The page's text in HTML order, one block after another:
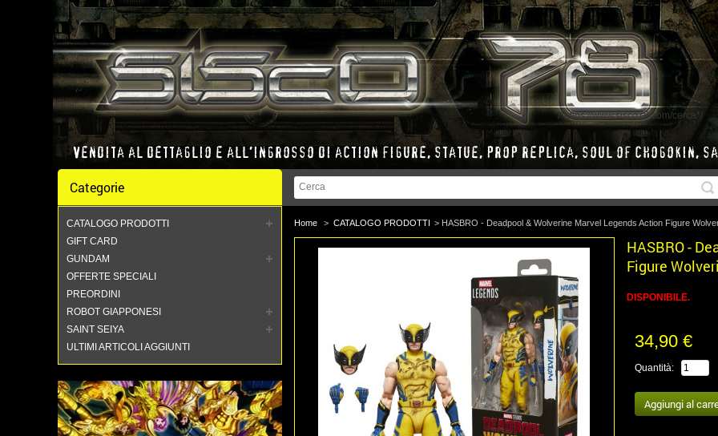
/*https://www.sisco78.com/cerca*/
Categorie
CATALOGO PRODOTTI
GIFT CARD
GUNDAM
OFFERTE SPECIALI
PREORDINI
ROBOT GIAPPONESI
SAINT SEIYA
ULTIMI ARTICOLI AGGIUNTI
Home > CATALOGO PRODOTTI > HASBRO - Deadpool & Wolverine Marvel Legends Action Figure
HASBRO -
Figure
DISPONIBILE.
34,90 €
Quantità: